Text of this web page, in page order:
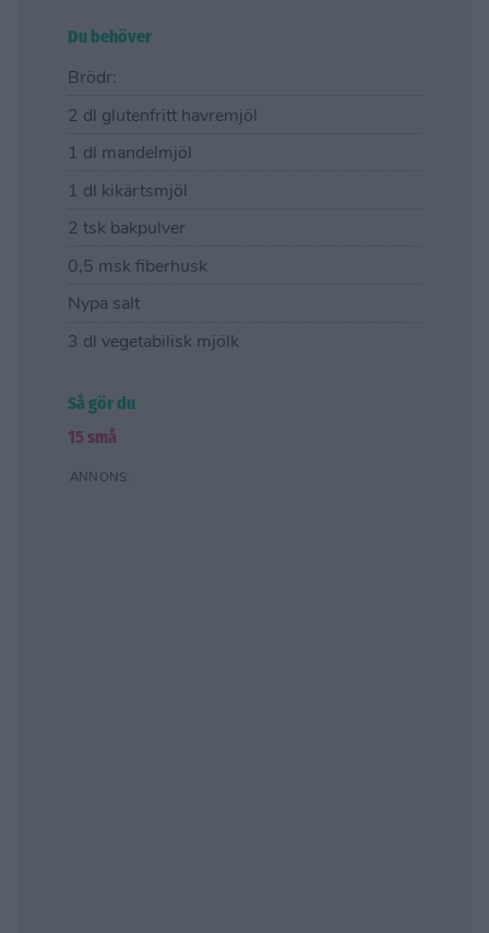
Du behöver
Brödr:
2 dl glutenfritt havremjöl
1 dl mandelmjöl
1 dl kikärtsmjöl
2 tsk bakpulver
0,5 msk fiberhusk
Nypa salt
3 dl vegetabilisk mjölk
Så gör du
15 små